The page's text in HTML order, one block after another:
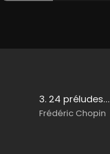
3. 24 préludes opus 28: No. 4 en Mi Mineur Op. 28: Largo
Frédéric Chopin